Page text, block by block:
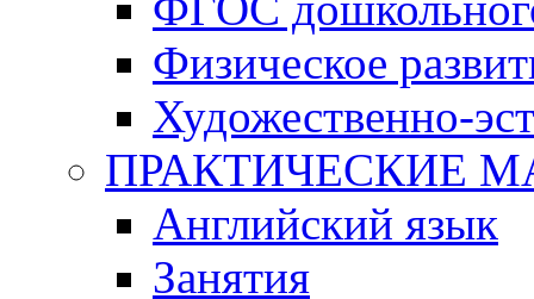
Физическое
Художественно-
ПРАКТИЧЕСКИЕ
Английский язык
Занятия